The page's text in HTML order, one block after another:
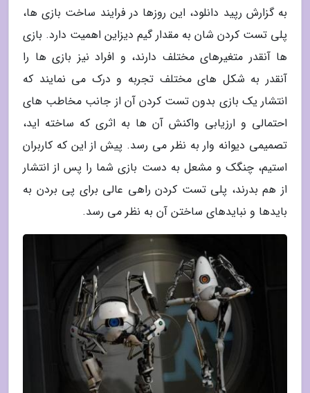
به گزارش رپید دانلود، این روزها در فرایند ساخت بازی ها،
پلی تست کردن شان به مقدار گیم دیزاین اهمیت دارد. بازی
ها آنقدر متغیرهای مختلف دارند، و افراد نیز بازی ها را
آنقدر به شکل های مختلف تجربه و درک می نمایند که
انتشار یک بازی بدون تست کردن آن از جانب مخاطب های
احتمالی و ارزیابی واکنش آن ها به اثری که ساخته اید،
تصمیمی دیوانه وار به نظر می رسد. پیش از این که کاربران
استیم، چنگک و مشعل به دست بازی شما را پس از انتشار
از هم بدرند، پلی تست کردن راهی عالی برای پی بردن به
بایدها و نبایدهای ساختن آن به نظر می رسد.